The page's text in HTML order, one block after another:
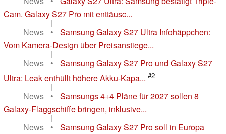
Cam. Galaxy S27 Pro mit enttäusc...
|
News
•
Samsung Galaxy S27 Ultra Infohäppchen:
Vom Kamera-Design über Preisanstiege...
|
News
•
Samsung Galaxy S27 Pro und Galaxy S27
Ultra: Leak enthüllt höhere Akku-Kapa... #2
|
News
•
Samsungs 4+4 Pläne für 2027 sollen 8
Galaxy-Flaggschiffe bringen, inklusive...
|
News
•
Samsung Galaxy S27 Pro soll in Europa